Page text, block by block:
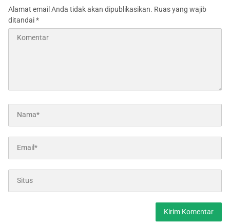
Alamat email Anda tidak akan dipublikasikan. Ruas yang wajib
ditandai*